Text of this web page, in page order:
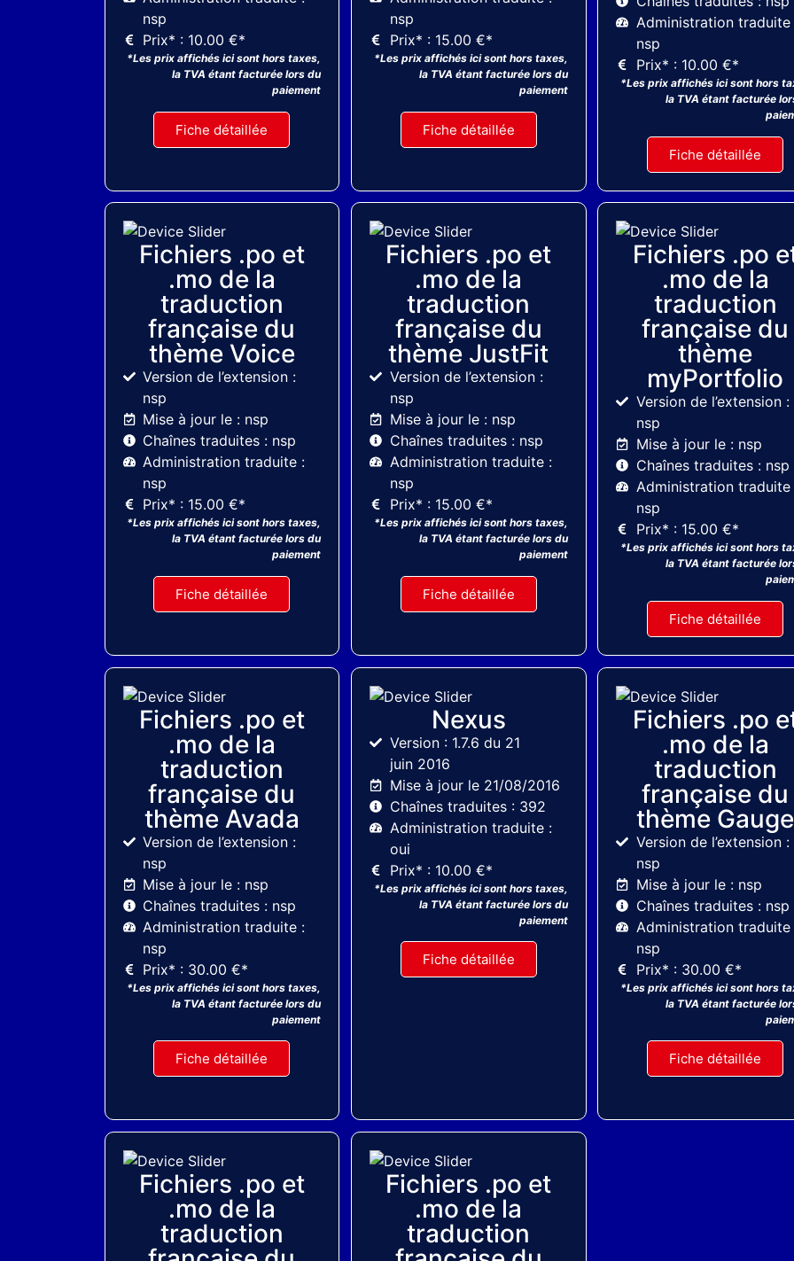
nsp
Prix* : 10.00 €*
*Les prix affichés ici sont hors taxes,
la TVA étant facturée lors du
paiement
Fiche détaillée
nsp
Prix* : 15.00 €*
*Les prix affichés ici sont hors taxes,
la TVA étant facturée lors du
paiement
Fiche détaillée
Administration traduite
nsp
Prix* : 10.00 €*
*Les prix affichés ici sont hors
la TVA étant facturée
Fiche détaillée
Fichiers .po et
.mo de la
traduction
française du
thème Voice
Version de l’extension :
nsp
Mise à jour le : nsp
Chaînes traduites : nsp
Administration traduite :
nsp
Prix* : 15.00 €*
*Les prix affichés ici sont hors taxes,
la TVA étant facturée lors du
paiement
Fiche détaillée
Fichiers .po et
.mo de la
traduction
française du
thème JustFit
Version de l’extension :
nsp
Mise à jour le : nsp
Chaînes traduites : nsp
Administration traduite :
nsp
Prix* : 15.00 €*
*Les prix affichés ici sont hors taxes,
la TVA étant facturée lors du
paiement
Fiche détaillée
Fichiers .po
.mo de la
traduction
française du
thème
myPortfolio
Version de l’extension :
nsp
Mise à jour le : nsp
Chaînes traduites : nsp
Administration traduite
nsp
Prix* : 15.00 €*
*Les prix affichés ici sont hors
la TVA étant facturée
Fiche détaillée
Fichiers .po et
.mo de la
traduction
française du
thème Avada
Version de l’extension :
nsp
Mise à jour le : nsp
Chaînes traduites : nsp
Administration traduite :
nsp
Prix* : 30.00 €*
*Les prix affichés ici sont hors taxes,
la TVA étant facturée lors du
paiement
Fiche détaillée
Nexus
Version : 1.7.6 du 21
juin 2016
Mise à jour le 21/08/2016
Chaînes traduites : 392
Administration traduite :
oui
Prix* : 10.00 €*
*Les prix affichés ici sont hors taxes,
la TVA étant facturée lors du
paiement
Fiche détaillée
Fichiers .po
.mo de la
traduction
française du
thème Gauge
Version de l’extension :
nsp
Mise à jour le : nsp
Chaînes traduites : nsp
Administration traduite
nsp
Prix* : 30.00 €*
*Les prix affichés ici sont hors
la TVA étant facturée
Fiche détaillée
Fichiers .po et
.mo de la
traduction
Fichiers .po et
.mo de la
traduction